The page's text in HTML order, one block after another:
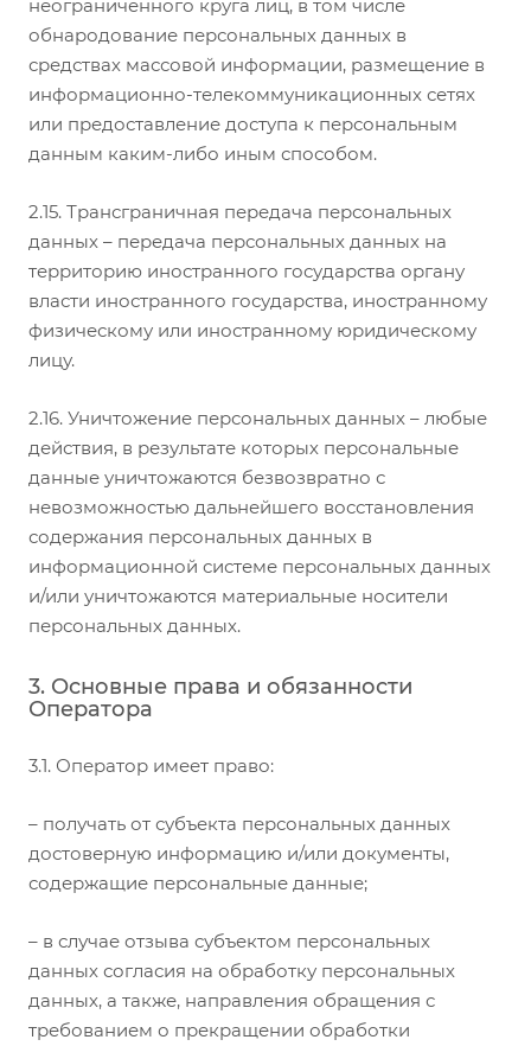
неограниченного круга лиц, в том числе
обнародование персональных данных в
средствах массовой информации, размещение в
информационно-телекоммуникационных сетях
или предоставление доступа к персональным
данным каким-либо иным способом.
2.15. Трансграничная передача персональных
данных – передача персональных данных на
территорию иностранного государства органу
власти иностранного государства, иностранному
физическому или иностранному юридическому
лицу.
2.16. Уничтожение персональных данных – любые
действия, в результате которых персональные
данные уничтожаются безвозвратно с
невозможностью дальнейшего восстановления
содержания персональных данных в
информационной системе персональных данных
и/или уничтожаются материальные носители
персональных данных.
3. Основные права и обязанности
Оператора
3.1. Оператор имеет право:
– получать от субъекта персональных данных
достоверную информацию и/или документы,
содержащие персональные данные;
– в случае отзыва субъектом персональных
данных согласия на обработку персональных
данных, а также, направления обращения с
требованием о прекращении обработки